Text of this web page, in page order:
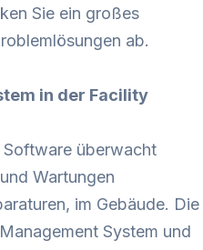
Sie ein großes
ab.
in der Facility
überwacht
Wartungen
im Gebäude. Die
System und